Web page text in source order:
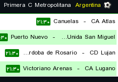
Argentina
CA Atlas
-
Canuelas ۲۱:۳۰
Juventud Unida San Miguel
-
Puerto Nuevo
CD Lujan
-
Central Cordoba de Rosario ۲۱:۳۰
CA Lugano
-
Victoriano Arenas ۲۱:۳۰